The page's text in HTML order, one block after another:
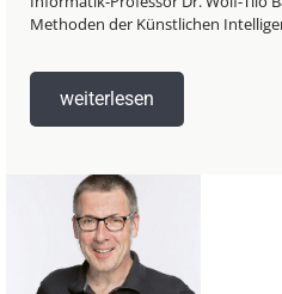
Methoden der Künstlichen
weiterlesen